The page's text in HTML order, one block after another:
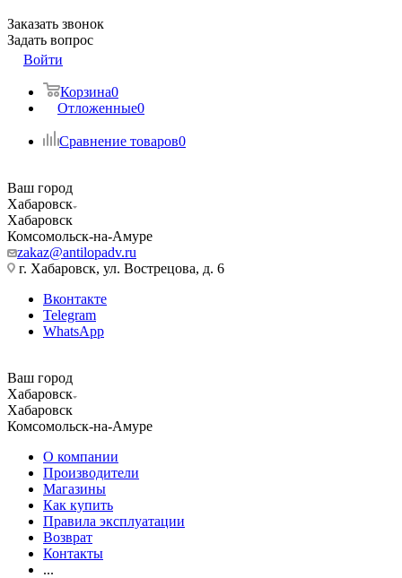
Заказать звонок
Задать вопрос
Войти
Корзина0
Отложенные0
Сравнение товаров0
Ваш город
Хабаровск
Хабаровск
Комсомольск-на-Амуре
zakaz@antilopadv.ru
г. Хабаровск, ул. Вострецова, д. 6
Вконтакте
Telegram
WhatsApp
Ваш город
Хабаровск
Хабаровск
Комсомольск-на-Амуре
О компании
Производители
Магазины
Как купить
Правила эксплуатации
Возврат
Контакты
...